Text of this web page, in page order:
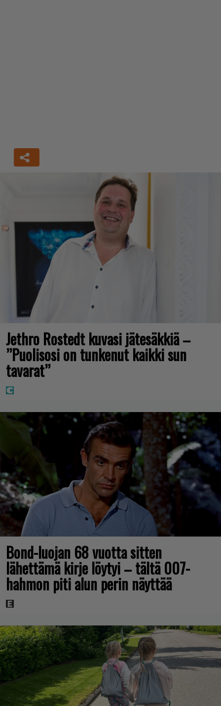
Jethro Rostedt kuvasi jätesäkkiä –
”Puolisosi on tunkenut kaikki sun
tavarat”
Bond-luojan 68 vuotta sitten
lähettämä kirje löytyi – tältä 007-
hahmon piti alun perin näyttää